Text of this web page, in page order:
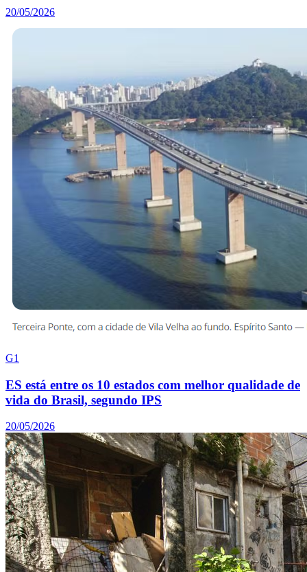
20/05/2026
G1
ES está entre os 10 estados com melhor qualidade de
vida do Brasil, segundo IPS
20/05/2026